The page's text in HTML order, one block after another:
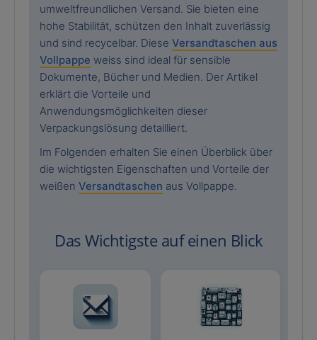
umweltfreundlichen Versand. Sie bieten eine
hohe Stabilität, schützen den Inhalt zuverlässig
und sind recycelbar. Diese Versandtaschen aus
Vollpappe weiss sind ideal für sensible
Dokumente, Bücher und Medien. Der Artikel
erklärt die Vorteile und
Anwendungsmöglichkeiten dieser
Verpackungslösung detailliert.
Im Folgenden erhalten Sie einen Überblick über
die wichtigsten Eigenschaften und Vorteile der
weißen Versandtaschen aus Vollpappe.
Das Wichtigste auf einen Blick